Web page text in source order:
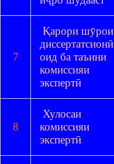
7
Қарори шӯрои
диссертатсионӣ
оид ба таъини
комиссияи
экспертӣ
8
Хулосаи
комиссияи
экспертӣ